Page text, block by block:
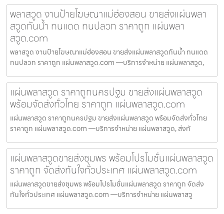
พลาสวูด งานป้ายโฆษณาแม่ฮ่องสอน ขายส่งแผ่นพลา
สวูดกันน้ำ ทนแดด ทนปลวก ราคาถูก แผ่นพลา
สวูด.com
พลาสวูด งานป้ายโฆษณาแม่ฮ่องสอน ขายส่งแผ่นพลาสวูดกันน้ำ ทนแดด
ทนปลวก ราคาถูก แผ่นพลาสวูด.com —บริการจำหน่าย แผ่นพลาสวูด,
แผ่นพลาสวูด ราคาถูกนครปฐม ขายส่งแผ่นพลาสวูด
พร้อมจัดส่งทั่วไทย ราคาถูก แผ่นพลาสวูด.com
แผ่นพลาสวูด ราคาถูกนครปฐม ขายส่งแผ่นพลาสวูด พร้อมจัดส่งทั่วไทย
ราคาถูก แผ่นพลาสวูด.com —บริการจำหน่าย แผ่นพลาสวูด, ส่งทั
แผ่นพลาสวูดขายส่งชุมพร พร้อมโปรโมชั่นแผ่นพลาสวูด
ราคาถูก จัดส่งทันใจทั่วประเทศ แผ่นพลาสวูด.com
แผ่นพลาสวูดขายส่งชุมพร พร้อมโปรโมชั่นแผ่นพลาสวูด ราคาถูก จัดส่ง
ทันใจทั่วประเทศ แผ่นพลาสวูด.com —บริการจำหน่าย แผ่นพลาสวู